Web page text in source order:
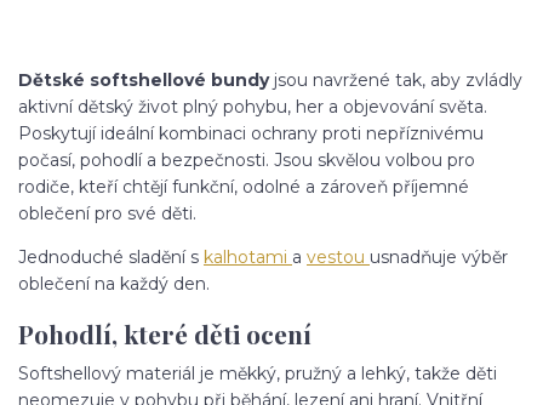
Dětské softshellové bundyjsou navržené tak, aby zvládly
aktivní dětský život plný pohybu, her a objevování světa.
Poskytují ideální kombinaci ochrany proti nepříznivému
počasí, pohodlí a bezpečnosti. Jsou skvělou volbou pro
rodiče, kteří chtějí funkční, odolné a zároveň příjemné
oblečení pro své děti.
Jednoduché sladění s kalhotami a vestou usnadňuje výběr
oblečení na každý den.
Pohodlí, které děti ocení
Softshellový materiál je měkký, pružný a lehký, takže děti
neomezuje v pohybu při běhání, lezení ani hraní. Vnitřní